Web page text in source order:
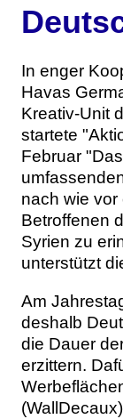
Digital
Personen
Über uns
Werben
In enger
Havas
Kreativ-Unit
startete
Februar
nach wie
Betroffenen
Syrien zu
unterstützt
Am
deshalb
die Dauer
erzittern.